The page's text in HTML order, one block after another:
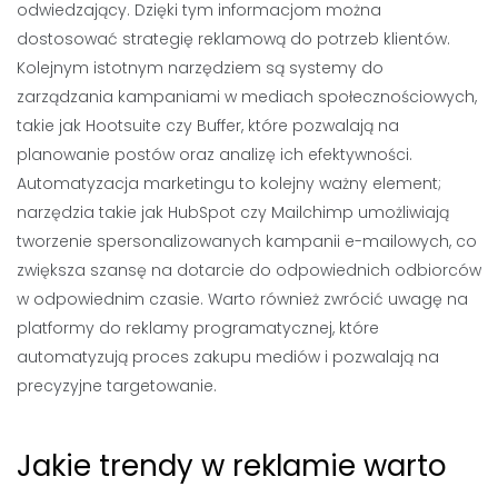
odwiedzający. Dzięki tym informacjom można
dostosować strategię reklamową do potrzeb klientów.
Kolejnym istotnym narzędziem są systemy do
zarządzania kampaniami w mediach społecznościowych,
takie jak Hootsuite czy Buffer, które pozwalają na
planowanie postów oraz analizę ich efektywności.
Automatyzacja marketingu to kolejny ważny element;
narzędzia takie jak HubSpot czy Mailchimp umożliwiają
tworzenie spersonalizowanych kampanii e-mailowych, co
zwiększa szansę na dotarcie do odpowiednich odbiorców
w odpowiednim czasie. Warto również zwrócić uwagę na
platformy do reklamy programatycznej, które
automatyzują proces zakupu mediów i pozwalają na
precyzyjne targetowanie.
Jakie trendy w reklamie warto